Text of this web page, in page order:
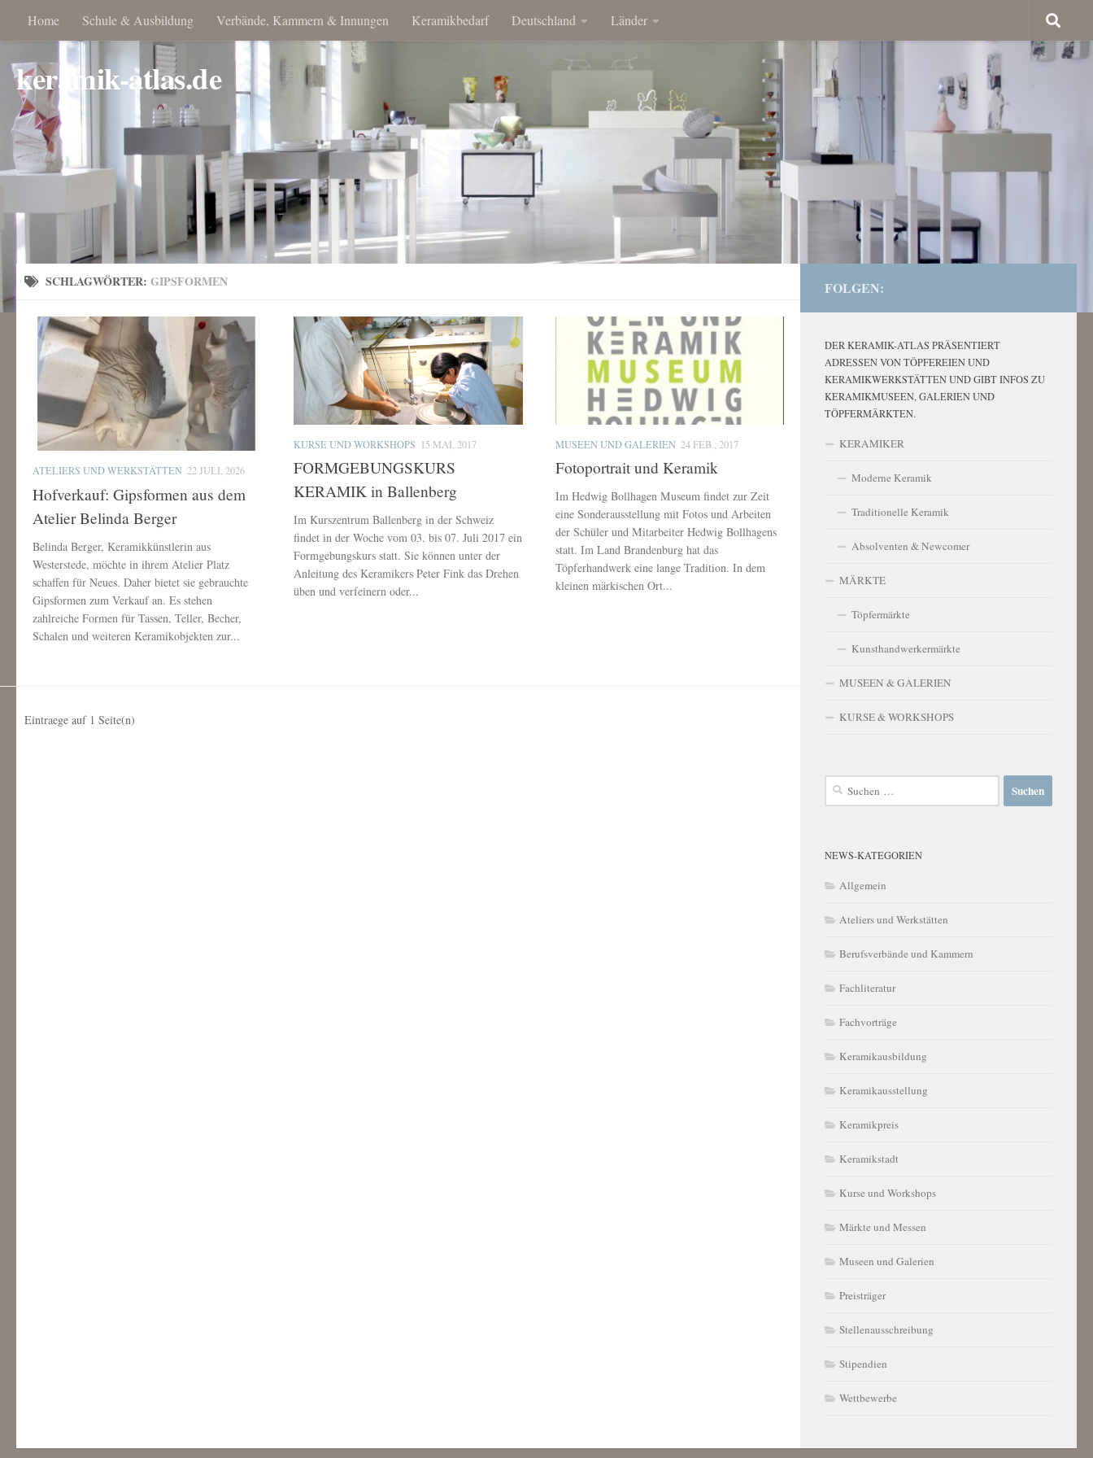
Home Schule & Ausbildung Verbände, Kammern & Innungen Keramikbedarf Deutschland Länder
keramik-atlas.de
SCHLAGWÖRTER: GIPSFORMEN
ATELIERS UND WERKSTÄTTEN 22 JULI, 2026
Hofverkauf: Gipsformen aus dem
Atelier Belinda Berger
Belinda Berger, Keramikkünstlerin aus
Westerstede, möchte in ihrem Atelier Platz
schaffen für Neues. Daher bietet sie gebrauchte
Gipsformen zum Verkauf an. Es stehen
zahlreiche Formen für Tassen, Teller, Becher,
Schalen und weiteren Keramikobjekten zur...
KURSE UND WORKSHOPS 15 MAI, 2017
FORMGEBUNGSKURS
KERAMIK in Ballenberg
Im Kurszentrum Ballenberg in der Schweiz
findet in der Woche vom 03. bis 07. Juli 2017 ein
Formgebungskurs statt. Sie können unter der
Anleitung des Keramikers Peter Fink das Drehen
üben und verfeinern oder...
MUSEEN UND GALERIEN 24 FEB., 2017
Fotoportrait und Keramik
Im Hedwig Bollhagen Museum findet zur Zeit
eine Sonderausstellung mit Fotos und Arbeiten
der Schüler und Mitarbeiter Hedwig Bollhagens
statt. Im Land Brandenburg hat das
Töpferhandwerk eine lange Tradition. In dem
kleinen märkischen Ort...
Eintraege auf 1 Seite(n)
FOLGEN:
DER KERAMIK-ATLAS PRÄSENTIERT
ADRESSEN VON TÖPFEREIEN UND
KERAMIKWERKSTÄTTEN UND GIBT INFOS ZU
KERAMIKMUSEEN, GALERIEN UND
TÖPFERMÄRKTEN.
KERAMIKER
Moderne Keramik
Traditionelle Keramik
Absolventen & Newcomer
MÄRKTE
Töpfermärkte
Kunsthandwerkermärkte
MUSEEN & GALERIEN
KURSE & WORKSHOPS
Suchen
NEWS-KATEGORIEN
Allgemein
Ateliers und Werkstätten
Berufsverbände und Kammern
Fachliteratur
Fachvorträge
Keramikausbildung
Keramikausstellung
Keramikpreis
Keramikstadt
Kurse und Workshops
Märkte und Messen
Museen und Galerien
Preisträger
Stellenausschreibung
Stipendien
Wettbewerbe